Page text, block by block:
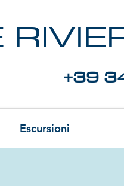
+39
Escursioni